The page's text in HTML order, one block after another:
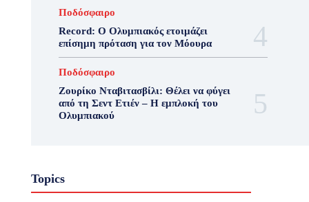
Ποδόσφαιρο
Record: Ο Ολυμπιακός ετοιμάζει
επίσημη πρόταση για τον Μόουρα
Ποδόσφαιρο
Ζουρίκο Νταβιτασβίλι: Θέλει να φύγει
από τη Σεντ Ετιέν – Η εμπλοκή του
Ολυμπιακού
Topics